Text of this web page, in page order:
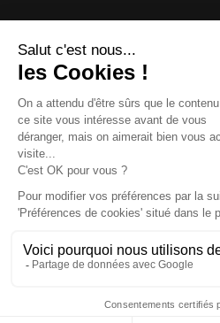
© 2026 | Cité des Arts |